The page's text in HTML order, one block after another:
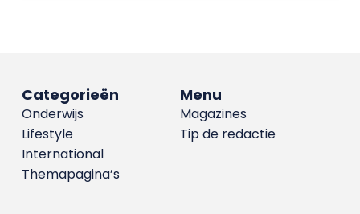
Menu
Magazines
Tip de redactie
Categorieën
Onderwijs
Lifestyle
International
Themapagina’s